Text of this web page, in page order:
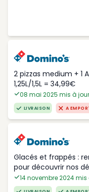
2 pizzas medium + 1
1,25L/1,5L = 34,99€
08 mai 2025 mis à
LIVRAISON A
Glacés et frappés :
pour découvrir nos
14 novembre 2024